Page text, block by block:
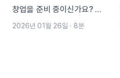
창업을 준비 중이신가요? 브
랜드 이름 짓기가 막막하다면,
2026년 01월 26일 · 8분